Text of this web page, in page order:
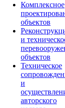
Комплексное
объектов
и
объектов
Техническое
и
авторского